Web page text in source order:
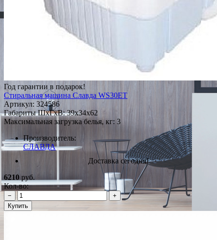
Год гарантии в подарок!
Стиральная машина Славда WS30ET
Артикул: 324586
Габариты ШxГxВ: 39x34x62
Максимальная загрузка белья, кг: 3
Производитель:
СЛАВДА
Доставка сегодня!
6210 руб.
Кол-во:
−
+
Купить